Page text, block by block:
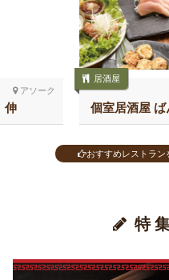
アソーク
伸
居酒屋
個室居酒屋 ば
ク
おすすめレストラン
特